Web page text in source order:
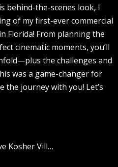
behind-the-scenes look, I
of my first-ever commercial
Florida! From planning the
cinematic moments, you’ll
the challenges and
was a game-changer for
the journey with you! Let’s
Kosher Vill…